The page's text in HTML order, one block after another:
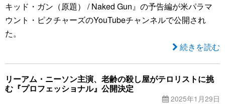
キッド・ガン（原題） / Naked Gun』の予告編が米パラマ
ウント・ピクチャーズのYouTubeチャンネルで公開され
た。
続きを読む
リーアム・ニーソン主演、老齢の殺し屋がテロリストに挑
む『プロフェッショナル』公開決定
2025年1月29日